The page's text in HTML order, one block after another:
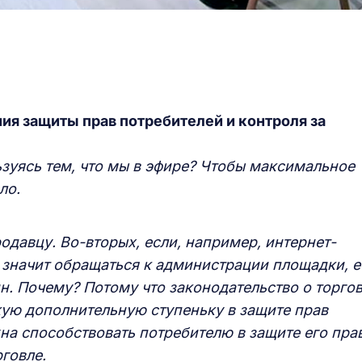
защиты прав потребителей и контроля за
тем, что мы в эфире? Чтобы максимальное
Во-вторых, если, например, интернет-
обращаться к администрации площадки,
Почему? Потому что законодательство о
дополнительную ступеньку в защите прав
способствовать потребителю в защите его